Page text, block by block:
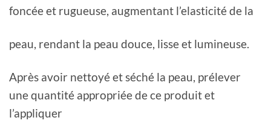
foncée et rugueuse, augmentant l’elasticité de la
peau, rendant la peau douce, lisse et lumineuse.
Après avoir nettoyé et séché la peau, prélever
une quantité appropriée de ce produit et
l’appliquer